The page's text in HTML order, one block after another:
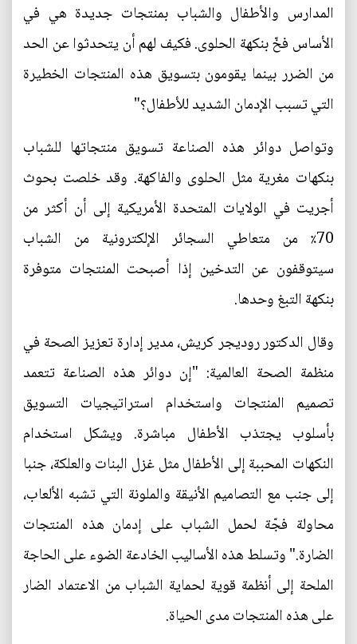
المدارس والأطفال والشباب بمنتجات جديدة هي في
الأساس فخّ بنكهة الحلوى. فكيف لهم أن يتحدثوا عن الحد
من الضرر بينما يقومون بتسويق هذه المنتجات الخطيرة
التي تسبب الإدمان الشديد للأطفال؟"
وتواصل دوائر هذه الصناعة تسويق منتجاتها للشباب
بنكهات مغرية مثل الحلوى والفاكهة. وقد خلصت بحوث
أجريت في الولايات المتحدة الأمريكية إلى أن أكثر من
70٪ من متعاطي السجائر الإلكترونية من الشباب
سيتوقفون عن التدخين إذا أصبحت المنتجات متوفرة
بنكهة التبغ وحدها.
وقال الدكتور روديجر كريش، مدير إدارة تعزيز الصحة في
منظمة الصحة العالمية: "إن دوائر هذه الصناعة تتعمد
تصميم المنتجات واستخدام استراتيجيات التسويق
بأسلوب يجتذب الأطفال مباشرة. ويشكل استخدام
النكهات المحببة إلى الأطفال مثل غزل البنات والعلكة، جنبا
إلى جنب مع التصاميم الأنيقة والملونة التي تشبه الألعاب،
محاولة فجّة لحمل الشباب على إدمان هذه المنتجات
الضارة." وتسلط هذه الأساليب الخادعة الضوء على الحاجة
الملحة إلى أنظمة قوية لحماية الشباب من الاعتماد الضار
على هذه المنتجات مدى الحياة.